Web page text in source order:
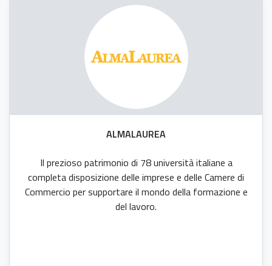
ALMALAUREA
Il prezioso patrimonio di 78 università italiane a
completa disposizione delle imprese e delle Camere di
Commercio per supportare il mondo della formazione e
del lavoro.